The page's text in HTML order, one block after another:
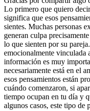
Lo primero que quiero
significa que esos
sientes. Muchas personas
generan culpa
lo que sienten por su
emocionalmente vinculada
información es muy
necesariamente está en el
esos pensamientos están
cuándo comenzaron, si
tiempo ocupan en tu día y
algunos casos, este tipo de